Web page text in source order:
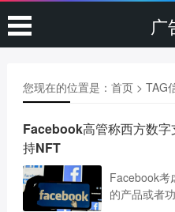
广
您现在的位置是： 首页> TAG
Facebook高管称西方数
持NFT
Facebook考
的产品或者